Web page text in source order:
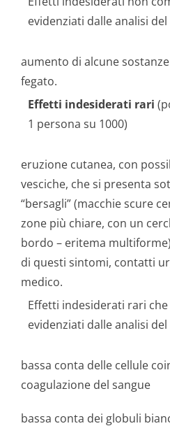
evidenziati dalle analisi del
aumento di alcune
fegato.
Effetti indesiderati rari
1 persona su 1000)
eruzione cutanea, con
vesciche, che si presenta
“bersagli” (macchie scure
zone più chiare, con un
bordo – eritema
di questi sintomi, contatti
medico.
Effetti indesiderati rari
evidenziati dalle analisi del
bassa conta delle cellule
coagulazione del sangue
bassa conta dei globuli